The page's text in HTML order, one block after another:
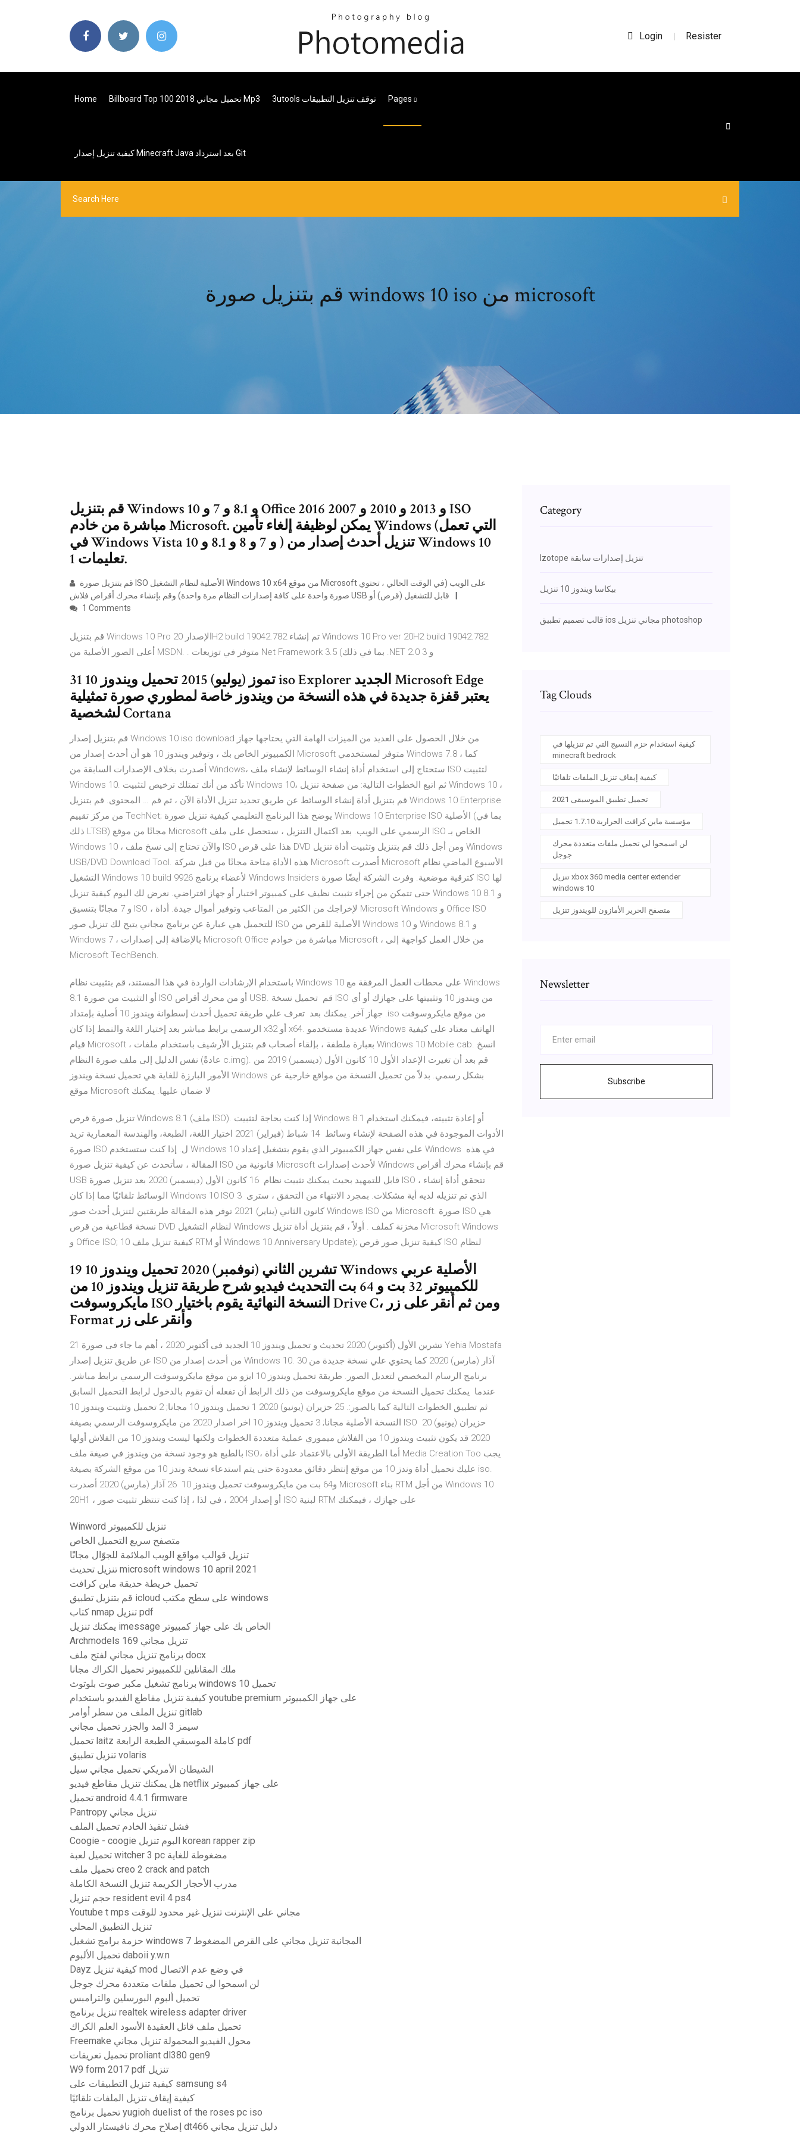
Login | Resister
Home Billboard Top 100 2018 تحميل مجاني Mp3 3utools توقف تنزيل التطبيقات Pages
كيفية تنزيل إصدار Minecraft Java بعد استرداد Git
قم بتنزيل صورة windows 10 iso من microsoft
قم بتنزيل Windows 10 و 8.1 و 7 و Office 2016 و 2013 و 2010 و 2007 ISO
مباشرة من خادم Microsoft. يمكن لوظيفة إلغاء تأمين Windows (التي تعمل
في Windows Vista و 7 و 8 و 8.1 و 10 ) تنزيل أحدث إصدار من Windows 10
تعليمات 1.
صورة واحدة على كافة إصدارات النظام مرة واحدة) وقم بإنشاء محرك أقراص فلاش USB قابل للتشغيل (قرص) أو
1 Comments
قم بتنزيل Windows 10 Pro الإصدار 20H2 build 19042.782 تم إنشاء Windows 10 Pro ver 20H2 build 19042.782
أعلى الصور الأصلية من MSDN. . متوفر في توزيعات Net Framework 3.5 (بما في ذلك .NET 2.0 و 3
31 تموز (يوليو) 2015 تحميل ويندوز 10 iso Explorer الجديد Microsoft Edge
يعتبر قفزة جديدة في هذه النسخة من ويندوز خاصة لمطوري صورة تمثيلية
لشخصية Cortana
قم بتنزيل إصدار Windows 10 iso download من خلال الحصول على العديد من الميزات الهامة التي يحتاجها جهاز
الكمبيوتر الخاص بك ، وتوفير ويندوز 10 هو أن أحدث إصدار من Microsoft متوفر لمستخدمي Windows 7.8 ، كما
أصدرت بخلاف الإصدارات السابقة من Windows، ستحتاج إلى استخدام أداة إنشاء الوسائط لإنشاء ملف ISO لتثبيت
Windows 10. تأكد من أنك تمتلك ترخيص لتثبيت Windows 10، ثم اتبع الخطوات التالية: من صفحة تنزيل Windows 10 ،
قم بتنزيل أداة إنشاء الوسائط عن طريق تحديد تنزيل الأداة الآن ، ثم قم … المحتوى. قم بتنزيل Windows 10 Enterprise
من مركز تقييم TechNet; يوضح هذا البرنامج التعليمي كيفية تنزيل صورة Windows 10 Enterprise ISO الأصلية (بما في
ذلك LTSB) مجانًا من موقع Microsoft الرسمي على الويب. بعد اكتمال التنزيل ، ستحصل على ملف ISO الخاص بـ
Windows 10 ، والآن تحتاج إلى نسخ ملف ISO هذا على قرص DVD ومن أجل ذلك قم بتنزيل وتثبيت أداة تنزيل Windows
USB/DVD Download Tool. هذه الأداة متاحة مجانًا من قبل شركة Microsoft أصدرت Microsoft الأسبوع الماضي نظام
التشغيل Windows 10 build 9926 لأعضاء برنامج Windows Insiders كترقية موضعية. وفرت الشركة أيضًا صورة ISO لها
حتى تتمكن من إجراء تثبيت نظيف على كمبيوتر اختبار أو جهاز افتراضي. نعرض لك اليوم كيفية تنزيل Windows 10 و 8.1
و 7 مجانًا بتنسيق ISO ، لإخراجك من الكثير من المتاعب وتوفير أموال جيدة. أداة Microsoft Windows و Office ISO
للتحميل هي عبارة عن برنامج مجاني يتيح لك تنزيل صور ISO الأصلية للقرص من Windows 10 و Windows 8.1 و
Windows 7 ، بالإضافة إلى إصدارات Microsoft Office مباشرة من خوادم Microsoft ، من خلال العمل كواجهة إلى
Microsoft TechBench.
باستخدام الإرشادات الواردة في هذا المستند، قم بتثبيت نظام Windows 10 على محطات العمل المرفقة مع Windows
8.1 أو التثبيت من صورة ISO أو من محرك أقراص USB. قم تحميل نسخة ISO من ويندوز 10 وتثبيتها على جهازك أو أي
جهاز آخر. يمكنك بعد تعرف علي طريقة تحميل أحدث إسطوانة ويندوز 10 أصلية بإمتداد .iso من موقع مايكروسوفت
الرسمي برابط مباشر بعد إختيار اللغة والنمط إذا كان x32 أو x64. عديدة مستخدمو Windows الهاتف معتاد على كيفية
قيام Microsoft ، بعبارة ملطفة ، بإلقاء أصحاب قم بتنزيل الأرشيف باستخدام ملفات Windows 10 Mobile cab. انسخ
نفس الدليل إلى ملف صورة النظام (عادةً c.img). قم بعد أن تغيرت الإعداد الأول 10 كانون الأول (ديسمبر) 2019 من
الأمور البارزة للغاية هي تحميل نسخة ويندوز Windows بشكل رسمي. بدلاً من تحميل النسخة من مواقع خارجية عن
تنزيل صورة قرص Windows 8.1 (ملف ISO). إذا كنت بحاجة لتثبيت Windows 8.1 أو إعادة تثبيته، فيمكنك استخدام
الأدوات الموجودة في هذه الصفحة لإنشاء وسائط 14 شباط (فبراير) 2021 اختيار اللغة، الطبعة، والهندسة المعمارية تريد
صورة ISO ل. إذا كنت ستستخدم Windows 10 على نفس جهاز الكمبيوتر الذي يقوم بتشغيل إعداد Windows في هذه
المقالة ، سأتحدث عن كيفية تنزيل صورة ISO قانونية من Microsoft لأحدث إصدارات Windows قم بإنشاء محرك أقراص
USB قابل للتمهيد بحيث يمكنك تثبيت نظام 16 كانون الأول (ديسمبر) 2020 بعد تنزيل صورة ISO ، تتحقق أداة إنشاء
الوسائط تلقائيًا مما إذا كان Windows 10 ISO الذي تم تنزيله لديه أية مشكلات. بمجرد الانتهاء من التحقق ، سترى 3
كانون الثاني (يناير) 2021 توفر هذه المقالة طريقتين لتنزيل أحدث صور Windows ISO من Microsoft. صورة ISO هي
نسخة قطاعية من قرص DVD لنظام التشغيل Windows مخزنة كملف . أولاً ، قم بتنزيل أداة تنزيل Microsoft Windows
19 تشرين الثاني (نوفمبر) 2020 تحميل ويندوز 10 Windows الأصلية عربي
للكمبيوتر 32 بت و 64 بت التحديث فيديو شرح طريقة تنزيل ويندوز 10 من
مايكروسوفت ISO النسخة النهائية يقوم باختيار Drive C، ومن ثم أنقر على زر
Format وأنقر على زر
21 تشرين الأول (أكتوبر) 2020 تحديث و تحميل ويندوز 10 الجديد فى أكتوبر 2020 ، أهم ما جاء فى صورة Yehia Mostafa
عن طريق تنزيل إصدار ISO من أحدث إصدار من Windows 10. 30 آذار (مارس) 2020 كما يحتوي علي نسخة جديدة من
برنامج الرسام المخصص لتعديل الصور. طريقة تحميل ويندوز 10 ايزو من موقع مايكروسوفت الرسمي برابط مباشر.
عندما يمكنك تحميل النسخة من موقع مايكروسوفت من ذلك الرابط أن تفعله أن تقوم بالدخول لرابط التحميل السابق
ثم تطبيق الخطوات التالية كما بالصور:. 25 حزيران (يونيو) 2020 1 تحميل ويندوز 10 مجانا; 2 تحميل وتثبيت ويندوز 10
النسخة الأصلية مجانا; 3 تحميل ويندوز 10 اخر اصدار 2020 من مايكروسوفت الرسمي بصيغة ISO 20 حزيران (يونيو)
2020 قد يكون تثبيت ويندوز 10 من الفلاش ميموري عملية متعددة الخطوات ولكنها ليست ويندوز 10 من الفلاش أولها
بالطبع هو وجود نسخة من ويندوز في صيغة ملف ISO، أما الطريقة الأولى بالاعتماد على أداة Media Creation Too يجب
عليك تحميل أداة وندز 10 من موقع إنتظر دقائق معدودة حتى يتم استدعاء نسخة وندز 10 من موقع الشركة بصيغة iso.
و64 بت من مايكروسوفت تحميل ويندوز 10 26 آذار (مارس) 2020 أصدرت Microsoft بناء RTM من أجل Windows 10
Winword تنزيل للكمبيوتر
متصفح سريع التحميل الخاص
تنزيل قوالب مواقع الويب الملائمة للجوّال مجانًا
تنزيل تحديث microsoft windows 10 april 2021
تحميل خريطة حديقة ماين كرافت
قم بتنزيل تطبيق icloud على سطح مكتب windows
كتاب nmap تنزيل pdf
يمكنك تنزيل imessage الخاص بك على جهاز كمبيوتر
Archmodels 169 تنزيل مجاني
برنامج تنزيل مجاني لفتح ملف docx
ملك المقاتلين للكمبيوتر تحميل الكراك مجانا
برنامج تشغيل مكبر صوت بلوتوث windows 10 تحميل
كيفية تنزيل مقاطع الفيديو باستخدام youtube premium على جهاز الكمبيوتر
تنزيل الملف من سطر أوامر gitlab
سيمز 3 المد والجزر تحميل مجاني
تحميل laitz كاملة الموسيقي الطبعة الرابعة pdf
تنزيل تطبيق volaris
الشيطان الأمريكي تحميل مجاني سيل
هل يمكنك تنزيل مقاطع فيديو netflix على جهاز كمبيوتر
تحميل android 4.4.1 firmware
Pantropy تنزيل مجاني
فشل تنفيذ الخادم تحميل الملف
Coogie - coogie البوم تنزيل korean rapper zip
تحميل لعبة witcher 3 pc مضغوطة للغاية
تحميل ملف creo 2 crack and patch
مدرب الأحجار الكريمة تنزيل النسخة الكاملة
حجم تنزيل resident evil 4 ps4
Youtube t mps مجاني على الإنترنت تنزيل غير محدود للوقت
تنزيل التطبيق المحلي
حزمة برامج تشغيل windows 7 المجانية تنزيل مجاني على القرص المضغوط
تحميل الألبوم daboii y.w.n
Dayz كيفية تنزيل mod في وضع عدم الاتصال
لن اسمحوا لي تحميل ملفات متعددة محرك جوجل
تحميل ألبوم البورسلين والترامبس
تنزيل برنامج realtek wireless adapter driver
تحميل ملف قاتل العقيدة الأسود العلم الكراك
Freemake محول الفيديو المحمولة تنزيل مجاني
تحميل تعريفات proliant dl380 gen9
W9 form 2017 pdf تنزيل
كيفية تنزيل التطبيقات على samsung s4
كيفية إيقاف تنزيل الملفات تلقائيًا
تحميل برنامج yugioh duelist of the roses pc iso
إصلاح محرك نافيستار الدولي dt466 دليل تنزيل مجاني
Category
Izotope تنزيل إصدارات سابقة
بيكاسا ويندوز 10 تنزيل
قالب تصميم تطبيق ios مجاني تنزيل photoshop
Tag Clouds
كيفية استخدام حزم النسيج التي تم تنزيلها في
minecraft bedrock
كيفية إيقاف تنزيل الملفات تلقائيًا
تحميل تطبيق الموسيقى 2021
مؤسسة ماين كرافت الحرارية 1.7.10 تحميل
لن اسمحوا لي تحميل ملفات متعددة محرك
جوجل
تنزيل xbox 360 media center extender
windows 10
متصفح الحرير الأمازون للويندوز تنزيل
Newsletter
Subscribe